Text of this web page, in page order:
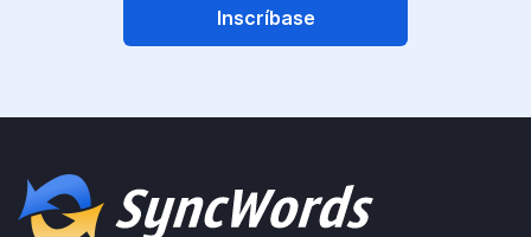
Inscríbase